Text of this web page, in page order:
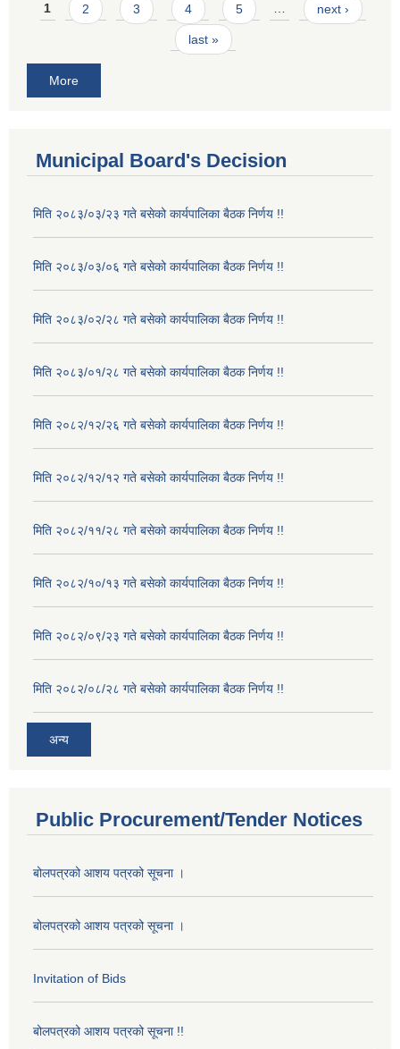
Pages
1 2 3 4 5 … next ›
last »
More
Municipal Board's Decision
मिति २०८३/०३/२३ गते बसेको कार्यपालिका बैठक निर्णय !!
मिति २०८३/०३/०६ गते बसेको कार्यपालिका बैठक निर्णय !!
मिति २०८३/०२/२८ गते बसेको कार्यपालिका बैठक निर्णय !!
मिति २०८३/०१/२८ गते बसेको कार्यपालिका बैठक निर्णय !!
मिति २०८२/१२/२६ गते बसेको कार्यपालिका बैठक निर्णय !!
मिति २०८२/१२/१२ गते बसेको कार्यपालिका बैठक निर्णय !!
मिति २०८२/११/२८ गते बसेको कार्यपालिका बैठक निर्णय !!
मिति २०८२/१०/१३ गते बसेको कार्यपालिका बैठक निर्णय !!
मिति २०८२/०९/२३ गते बसेको कार्यपालिका बैठक निर्णय !!
मिति २०८२/०८/२८ गते बसेको कार्यपालिका बैठक निर्णय !!
अन्य
Public Procurement/Tender Notices
बोलपत्रको आशय पत्रको सूचना ।
बोलपत्रको आशय पत्रको सूचना ।
Invitation of Bids
बोलपत्रको आशय पत्रको सूचना !!